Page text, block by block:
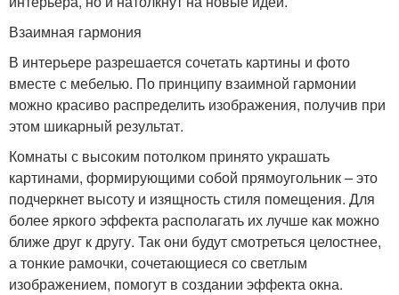
Взаимная гармония
В интерьере разрешается сочетать картины и фото
вместе с мебелью. По принципу взаимной гармонии
можно красиво распределить изображения, получив при
этом шикарный результат.
Комнаты с высоким потолком принято украшать
картинами, формирующими собой прямоугольник – это
подчеркнет высоту и изящность стиля помещения. Для
более яркого эффекта располагать их лучше как можно
ближе друг к другу. Так они будут смотреться целостнее,
а тонкие рамочки, сочетающиеся со светлым
изображением, помогут в создании эффекта окна.